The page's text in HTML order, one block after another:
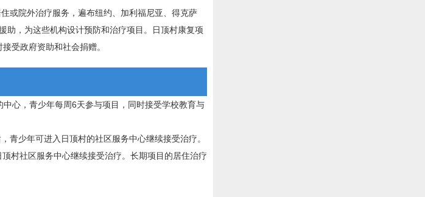
或院外治疗服务，遍布纽约、加利福尼亚、得克萨
助，为这些机构设计预防和治疗项目。日顶村康复项
受政府资助和社会捐赠。
心，青少年每周6天参与项目，同时接受学校教育与
青少年可进入日顶村的社区服务中心继续接受治疗。
村社区服务中心继续接受治疗。长期项目的居住治疗